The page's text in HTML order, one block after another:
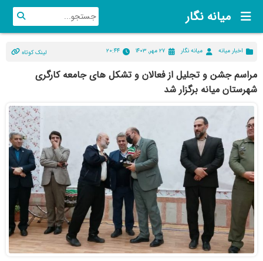
میانه نگار
اخبار میانه میانه نگار ۲۷ مهر, ۱۴۰۳ ۲۰:۴۴ لینک کوتاه
مراسم جشن و تجلیل از فعالان و تشکل های جامعه کارگری
شهرستان میانه برگزار شد